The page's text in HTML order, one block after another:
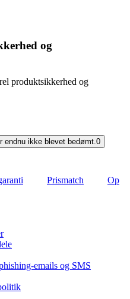
og
produktsikkerhed og
endnu ikke blevet bedømt. 0
Prismatch
Op
emails og SMS